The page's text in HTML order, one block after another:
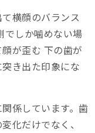
横顔のバランス
でしか噛めない場
が歪む 下の歯が
き出た印象にな
係しています。歯
化だけでなく、